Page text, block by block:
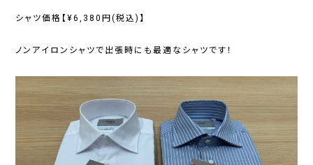
シャツ価格【¥6,380円(税込)】
ノンアイロンシャツで出張時にも最適なシャツです！